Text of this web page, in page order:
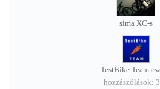
sima XC-s
TestBike Team
hozzászólások: